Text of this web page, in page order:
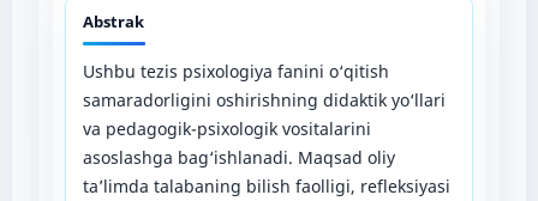
Abstrak
Ushbu tezis psixologiya fanini o‘qitish
samaradorligini oshirishning didaktik yo‘llari
va pedagogik-psixologik vositalarini
asoslashga bag‘ishlanadi. Maqsad oliy
ta’limda talabaning bilish faolligi, refleksiyasi